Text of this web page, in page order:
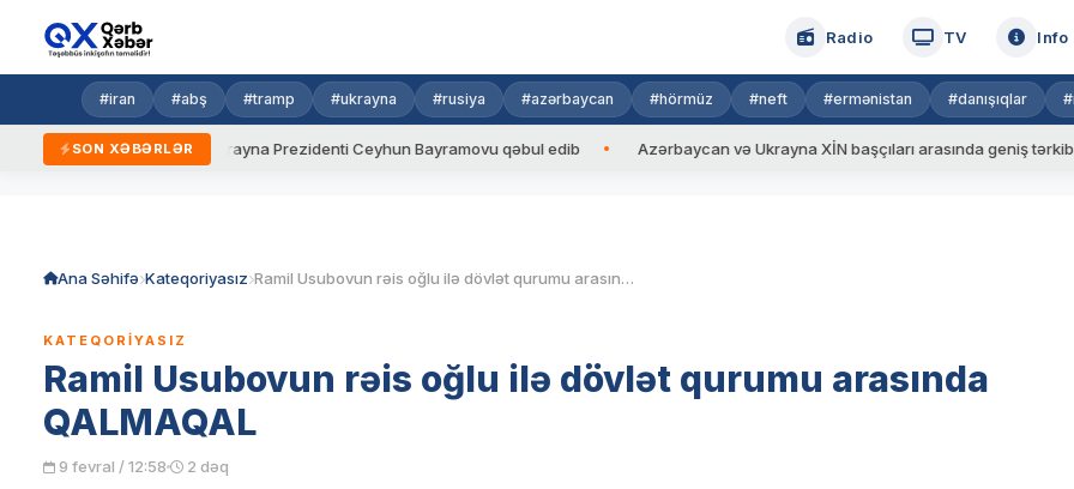
Radio TV Info
#iran #abş #tramp #ukrayna #rusiya #azərbaycan #hörmüz #neft #ermənistan #danışıqlar
SON XƏBƏRLƏR
Ukrayna Prezidenti Ceyhun Bayramovu qəbul edib Azərbaycan və Ukrayna XİN başçıları arasında geniş tərkibdə görüş
Ana Səhifə Kateqoriyasız Ramil Usubovun rəis oğlu ilə dövlət qurumu arasında QALMAQAL
KATEQORIYASIZ
Ramil Usubovun rəis oğlu ilə dövlət qurumu arasında
QALMAQAL
9 fevral / 12:58 2 dəq